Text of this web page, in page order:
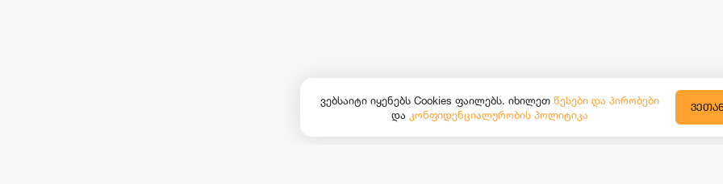
ვებსაიტი იყენებს Cookies ფაილებს. იხილეთ წესები და პირობები
და კონფიდენციალურობის პოლიტიკა